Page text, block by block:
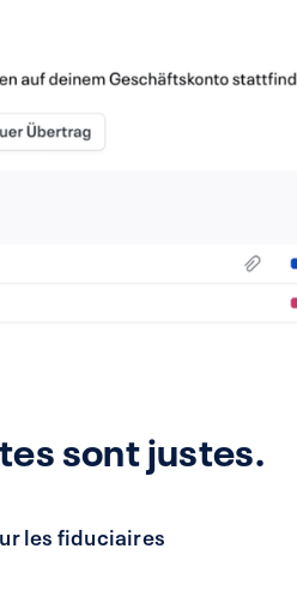
sont justes.
les fiduciaires